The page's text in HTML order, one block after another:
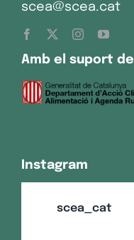
scea@scea.cat
Amb el suport de
Instagram
scea_cat